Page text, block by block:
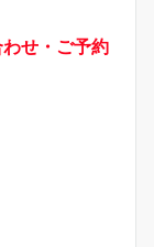
せ・ご予約